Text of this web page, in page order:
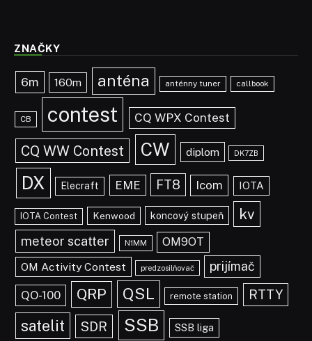
ZNAČKY
6m 160m anténa anténny tuner callbook
CB contest CQ WPX Contest
CQ WW Contest CW diplom DK7ZB
DX Elecraft EME FT8 Icom IOTA
IOTA Contest Kenwood koncový stupeň kv
meteor scatter N1MM
OM9OT
OM Activity Contest
predzosilňovač prijímač
QO-100 QRP QSL remote station RTTY
satelit SDR SSB SSB liga